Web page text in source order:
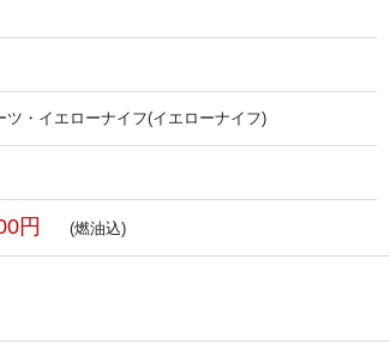
ツ・イエローナイフ(イエローナイフ)
円 (燃油込)